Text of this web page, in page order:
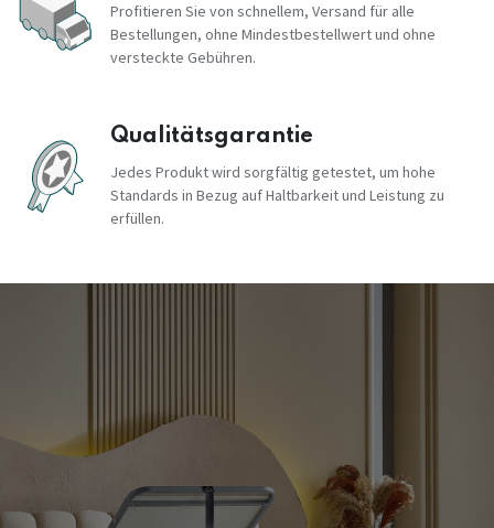
Profitieren Sie von schnellem, Versand für alle
Bestellungen, ohne Mindestbestellwert und ohne
versteckte Gebühren.
Qualitätsgarantie
Jedes Produkt wird sorgfältig getestet, um hohe
Standards in Bezug auf Haltbarkeit und Leistung zu
erfüllen.